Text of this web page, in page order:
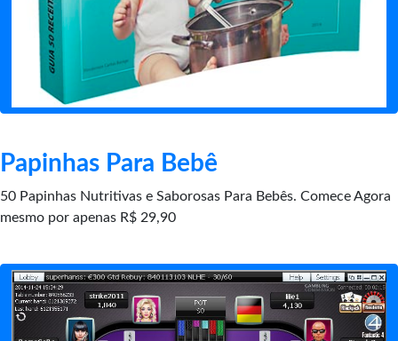
Papinhas Para Bebê
50 Papinhas Nutritivas e Saborosas Para Bebês. Comece Agora
mesmo por apenas R$ 29,90